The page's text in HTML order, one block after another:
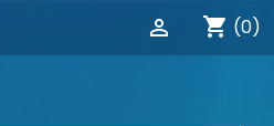
shopping_cart (0)
